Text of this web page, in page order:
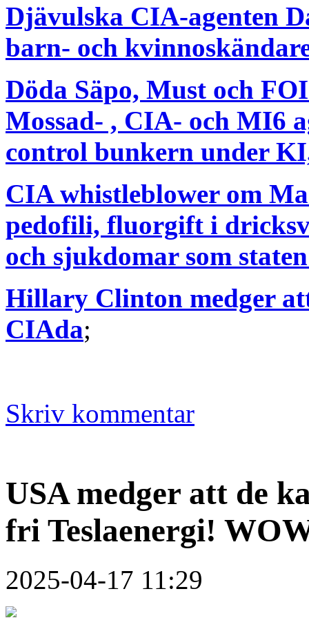
Djävulska CIA-agenten
barn- och
Döda Säpo, Must och
Mossad- , CIA- och MI6
control bunkern under
CIA whistleblower om
pedofili, fluorgift i
och sjukdomar som
Hillary Clinton medger
CIAda;
Skriv kommentar
USA medger att de
fri Teslaenergi!
2025-04-17 11:29